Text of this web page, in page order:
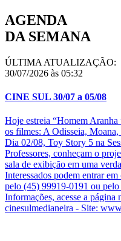
AGENDA
DA SEMANA
ÚLTIMA ATUALIZAÇÃO:
30/07/2026 às 05:32
CINE SUL 30/07 a 05/08
Hoje estreia “Homem
os filmes: A Odisseia,
Dia 02/08, Toy Story 5 na
Professores, conheçam o
sala de exibição em uma
Interessados podem entrar
pelo (45) 99919-0191 ou
Informações, acesse a página
cinesulmedianeira - Site: